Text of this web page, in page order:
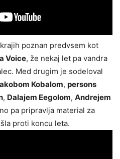
poznan predvsem kot
Voice, že nekaj let pa vandra
Med drugim je sodeloval
Kobalom, persons
, Dalajem Eegolom, Andrejem
pa pripravlja material za
proti koncu leta.